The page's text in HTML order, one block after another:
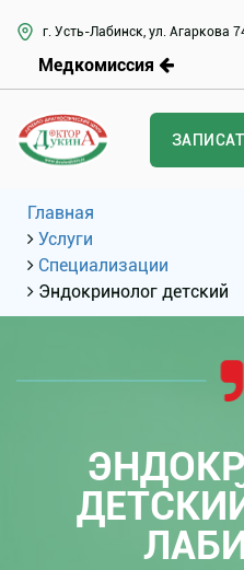
г. Усть-Лабинск, ул. Агаркова
Медкомиссия
Главная
Услуги
Специализации
Эндокринолог детский